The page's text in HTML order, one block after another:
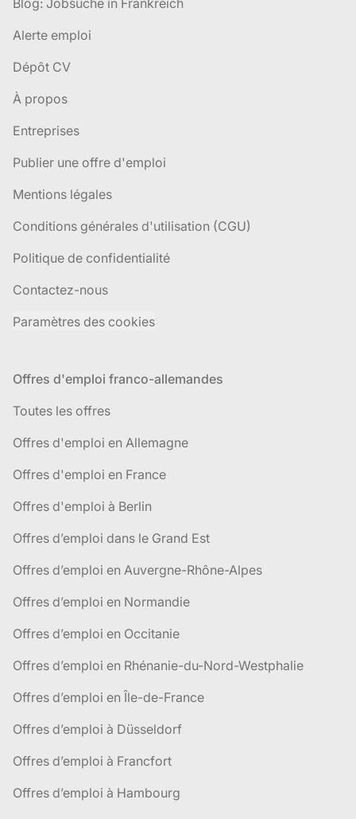
Blog: Jobsuche in Frankreich
Alerte emploi
Dépôt CV
À propos
Entreprises
Publier une offre d'emploi
Mentions légales
Conditions générales d'utilisation (CGU)
Politique de confidentialité
Contactez-nous
Paramètres des cookies
Offres d'emploi franco-allemandes
Toutes les offres
Offres d'emploi en Allemagne
Offres d'emploi en France
Offres d'emploi à Berlin
Offres d’emploi dans le Grand Est
Offres d’emploi en Auvergne-Rhône-Alpes
Offres d’emploi en Normandie
Offres d’emploi en Occitanie
Offres d’emploi en Rhénanie-du-Nord-Westphalie
Offres d’emploi en Île-de-France
Offres d’emploi à Düsseldorf
Offres d’emploi à Francfort
Offres d’emploi à Hambourg